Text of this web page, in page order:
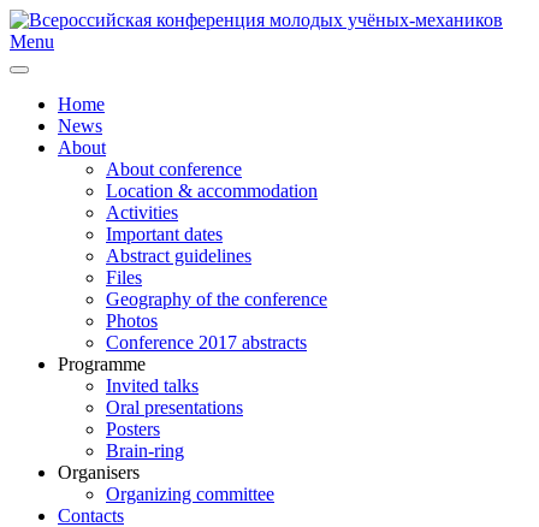
Menu
Home
News
About
About conference
Location & accommodation
Activities
Important dates
Abstract guidelines
Files
Geography of the conference
Photos
Conference 2017 abstracts
Programme
Invited talks
Oral presentations
Posters
Brain-ring
Organisers
Organizing committee
Contacts